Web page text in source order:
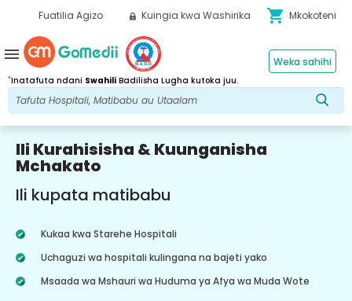
Fuatilia Agizo Kuingia kwa Washirika shopping_cart Mkokoteni
*Inatafuta ndani Swahili Badilisha Lugha kutoka juu.
Weka sahihi
menu
Ili Kurahisisha & Kuunganisha
Mchakato
Ili kupata matibabu
Kukaa kwa Starehe Hospitali
Uchaguzi wa hospitali kulingana na bajeti yako
Msaada wa Mshauri wa Huduma ya Afya wa Muda Wote